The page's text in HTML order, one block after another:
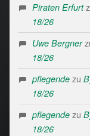
Piraten Erfurt
18/26
Uwe Bergner
18/26
pflegendezu
18/26
pflegendezu
18/26